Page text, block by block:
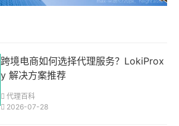
跨境电商如何选择代理服务？LokiProx
y 解决方案推荐
代理百科
2026-07-28